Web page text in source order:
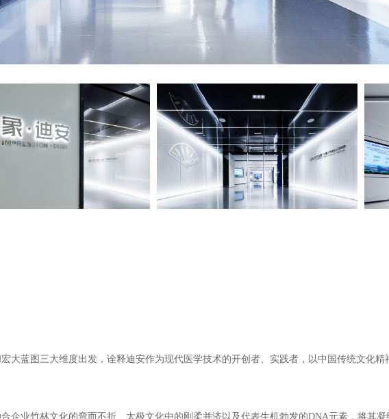
大蓝图三大维度出发，诠释迪安作为现代医学技术的开创者、实践者，以中国传统文化精
企业竹林文化的弯而不折、太极文化中的刚柔并济以及代表生机勃发的DNA元素，将其